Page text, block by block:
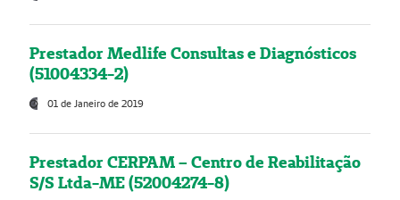
Prestador Medlife Consultas e Diagnósticos
(51004334-2)
01 de Janeiro de 2019
Prestador CERPAM – Centro de Reabilitação
S/S Ltda-ME (52004274-8)